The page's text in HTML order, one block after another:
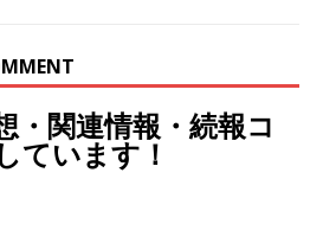
・関連情報・続報コ
ています！